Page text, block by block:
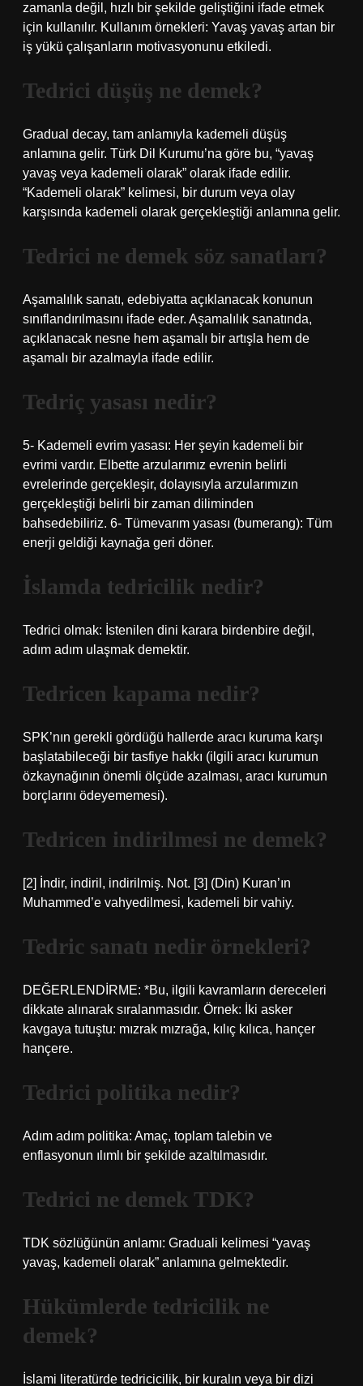
zamanla değil, hızlı bir şekilde geliştiğini ifade etmek
için kullanılır. Kullanım örnekleri: Yavaş yavaş artan bir
iş yükü çalışanların motivasyonunu etkiledi.
Tedrici düşüş ne demek?
Gradual decay, tam anlamıyla kademeli düşüş
anlamına gelir. Türk Dil Kurumu’na göre bu, “yavaş
yavaş veya kademeli olarak” olarak ifade edilir.
“Kademeli olarak” kelimesi, bir durum veya olay
karşısında kademeli olarak gerçekleştiği anlamına gelir.
Tedrici ne demek söz sanatları?
Aşamalılık sanatı, edebiyatta açıklanacak konunun
sınıflandırılmasını ifade eder. Aşamalılık sanatında,
açıklanacak nesne hem aşamalı bir artışla hem de
aşamalı bir azalmayla ifade edilir.
Tedriç yasası nedir?
5- Kademeli evrim yasası: Her şeyin kademeli bir
evrimi vardır. Elbette arzularımız evrenin belirli
evrelerinde gerçekleşir, dolayısıyla arzularımızın
gerçekleştiği belirli bir zaman diliminden
bahsedebiliriz. 6- Tümevarım yasası (bumerang): Tüm
enerji geldiği kaynağa geri döner.
İslamda tedricilik nedir?
Tedrici olmak: İstenilen dini karara birdenbire değil,
adım adım ulaşmak demektir.
Tedricen kapama nedir?
SPK’nın gerekli gördüğü hallerde aracı kuruma karşı
başlatabileceği bir tasfiye hakkı (ilgili aracı kurumun
özkaynağının önemli ölçüde azalması, aracı kurumun
borçlarını ödeyememesi).
Tedricen indirilmesi ne demek?
[2] İndir, indiril, indirilmiş. Not. [3] (Din) Kuran’ın
Muhammed’e vahyedilmesi, kademeli bir vahiy.
Tedric sanatı nedir örnekleri?
DEĞERLENDİRME: *Bu, ilgili kavramların dereceleri
dikkate alınarak sıralanmasıdır. Örnek: İki asker
kavgaya tutuştu: mızrak mızrağa, kılıç kılıca, hançer
hançere.
Tedrici politika nedir?
Adım adım politika: Amaç, toplam talebin ve
enflasyonun ılımlı bir şekilde azaltılmasıdır.
Tedrici ne demek TDK?
TDK sözlüğünün anlamı: Graduali kelimesi “yavaş
yavaş, kademeli olarak” anlamına gelmektedir.
Hükümlerde tedricilik ne
demek?
İslami literatürde tedricicilik, bir kuralın veya bir dizi